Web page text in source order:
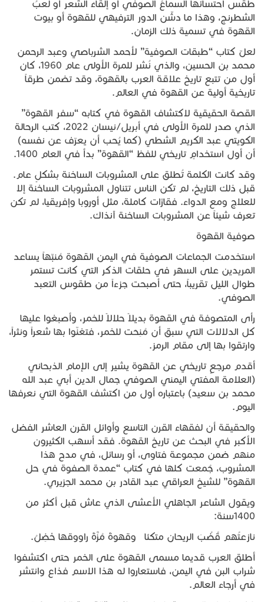
طقس احتسائها السماعُ الصوفي أو إلقاءُ الشعر أو لعبُ
الشطرنج، وهذا ما دشّن الدور الترفيهي للقهوة أو بيوت
القهوة في تسمية ذلك الزمان.
لعلّ كتاب “طبقات الصوفية” لأحمد الشرباصي وعبد الرحمن
محمد بن الحسين، والذي نُشر للمرة الأولى عام 1960، كان
أول من تتبع تاريخ علاقة العرب بالقهوة، وقد تضمن طرقاً
تاريخية أولية عن القهوة في العالم.
القصة الحقيقية لاكتشاف القهوة في كتابه “سفر القهوة”
الذي صدر للمرة الأولى في أبريل/نيسان 2022، كتب الرحالة
الكويتي عبد الكريم الشطي (كما يُحب أن يعرّف عن نفسه)
أن أول استخدامٍ تاريخي للفظ “القهوة” بدأ في العام 1400.
وقد كانت الكلمة تُطلق على المشروبات الساخنة بشكلٍ عام.
قبل ذلك التاريخ، لم تكن الناس تتناول المشروبات الساخنة إلا
للعلاج ومع الدواء. فقارَّات كاملة، مثل أوروبا وإفريقيا، لم تكن
تعرف شيئاً عن المشروبات الساخنة آنذاك.
صوفية القهوة
استخدمت الجماعات الصوفية في اليمن القهوة مُنبِّهاً يساعد
المريدين على السهر في حلقات الذكر التي كانت تستمر
طوال الليل تقريباً، حتى أصبحت جزءاً من طقوس التعبد
الصوفي.
رأى المتصوفة في القهوة بديلاً حلالاً للخمر، وأصبغوا عليها
كل الدلالات التي سبق أن مُنِحَت للخمر، فتغنّوا بها شعراً ونثراً،
وارتقوا بها إلى مقام الرمز.
أقدم مرجعٍ تاريخي عن القهوة يشير إلى الإمام الذبحاني
(العلامة المفتي اليمني الصوفي جمال الدين أبي عبد الله
محمد بن سعيد) باعتباره أول من اكتشف القهوة التي نعرفها
اليوم.
والحقيقة أن لفقهاء القرن التاسع وأوائل القرن العاشر الفضل
الأكبر في البحث عن تاريخ القهوة. فقد أسهب الكثيرون
منهم ضمن مجموعة فتاوى، أو رسائل، في مدح هذا
المشروب، جُمعت كلها في كتاب “عمدة الصفوة في حل
القهوة” للشيخ العراقي عبد القادر بن محمد الجزيري.
ويقول الشاعر الجاهلي الأعشى الذي عاش قبل أكثر من
1400سنة:
نازعتُهم قُضُبَ الريحان متكئا وقهوةً مُزَّةً راووقها خَضِلُ.
أطلق العرب قديما مسمى القهوة على الخمر حتى اكتشفوا
شراب البن في اليمن، فاستعاروا له هذا الاسم فذاع وانتشر
في أرجاء العالم.